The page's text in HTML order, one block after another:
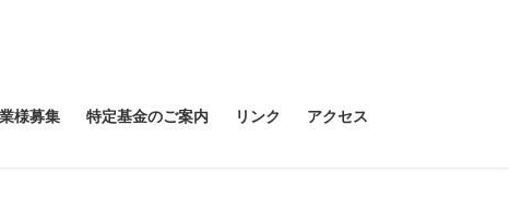
様募集 特定基金のご案内 リンク アクセス